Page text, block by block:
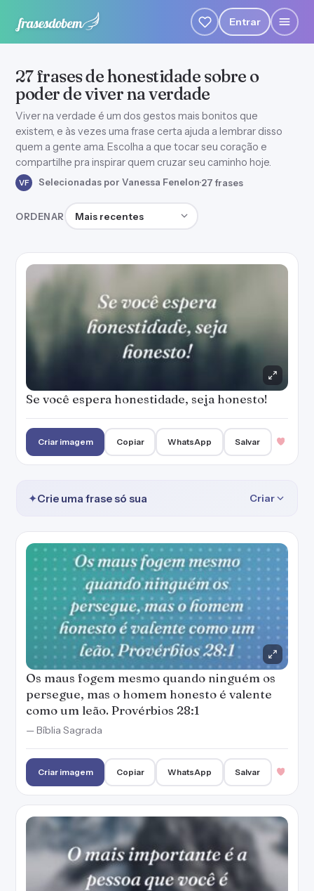
Entrar
27 frases de honestidade sobre o
poder de viver na verdade
Viver na verdade é um dos gestos mais bonitos que
existem, e às vezes uma frase certa ajuda a lembrar disso
quem a gente ama. Escolha a que tocar seu coração e
compartilhe pra inspirar quem cruzar seu caminho hoje.
VF Selecionadas por Vanessa Fenelon·27 frases
ORDENAR Ordenar frases
Se você espera honestidade, seja honesto!
Criar imagem Copiar WhatsApp Salvar
✦Crie uma frase só sua Criar
Os maus fogem mesmo quando ninguém os
persegue, mas o homem honesto é valente
como um leão. Provérbios 28:1
— Bíblia Sagrada
Criar imagem Copiar WhatsApp Salvar